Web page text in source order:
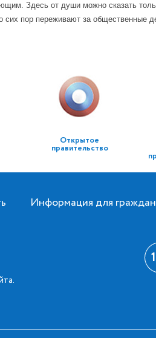
Здесь от души можно сказать
сих пор переживают за общественные
Открытое
правительство
Информация для граждан